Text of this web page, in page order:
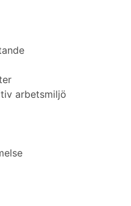
arbetsmiljö